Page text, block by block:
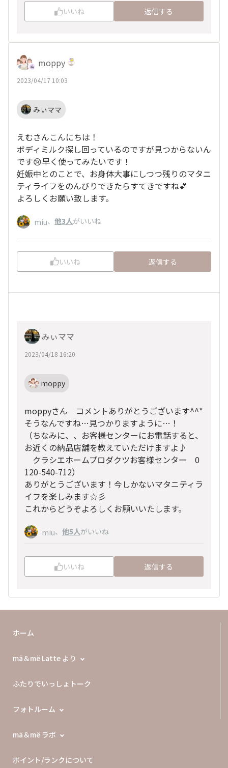
いいね 返信する
moppy
2023/04/17 10:03
みぃママ
えむさんこんにちは！
ボディミルク探し回っているのですが見つからないん
です😢早く使ってみたいです！
妊娠中とのことで、お身体大事にしつつ残りのマタニ
ティライフをのんびりできたらすてきですね💕
よろしくお願い致します。
miu、 他3人がいいね
いいね 返信する
みぃママ
2023/04/18 16:20
moppy
moppyさん コメントありがとうございます^^*
そうなんですね…見つかりますように…！
（ちなみに、、お客様センターにお電話すると、
お近くの納品店舗を教えていただけますよ♪
クラシエホームプロダクツお客様センター 0
120-540-712）
ありがとうございます！今しかないマタニティラ
イフを楽しみます☆彡
これからどうぞよろしくお願いいたします。
miu、 他5人がいいね
いいね 返信する
ホーム
mä＆më Latte より
ふたりでいっしょトーク
フォトルーム
mä＆më ラボ
ポイント/ランクについて